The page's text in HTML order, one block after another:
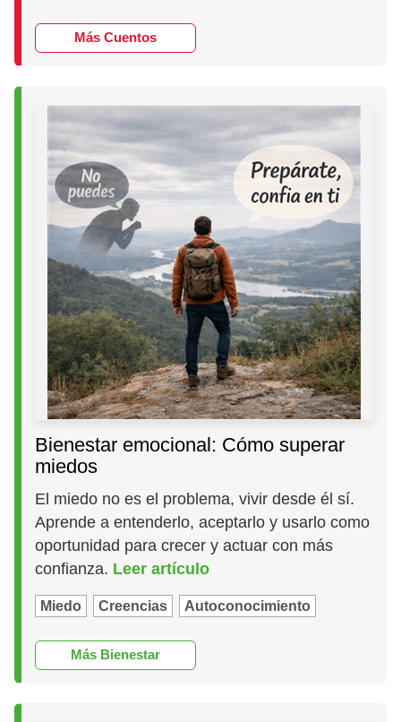
Más Cuentos
Bienestar emocional: Cómo superar
miedos
El miedo no es el problema, vivir desde él sí.
Aprende a entenderlo, aceptarlo y usarlo como
oportunidad para crecer y actuar con más
confianza. Leer artículo
Miedo Creencias Autoconocimiento
Más Bienestar